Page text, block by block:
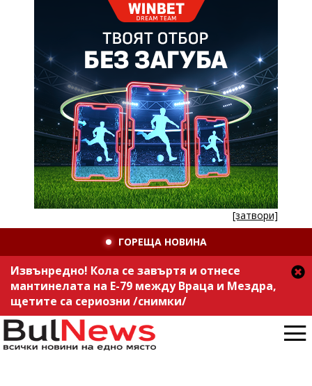
[затвори]
ГОРЕЩА НОВИНА
Извънредно! Кола се завъртя и отнесе
мантинелата на Е-79 между Враца и Мездра,
щетите са сериозни /снимки/